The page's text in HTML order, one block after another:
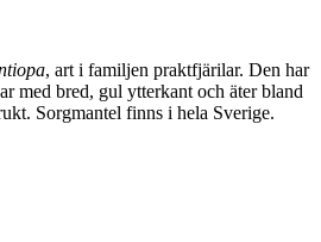
, art i familjen praktfjärilar. Den har
med bred, gul ytterkant och äter bland
Sorgmantel finns i hela Sverige.